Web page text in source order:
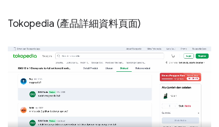
Tokopedia (產品詳細資料頁面)